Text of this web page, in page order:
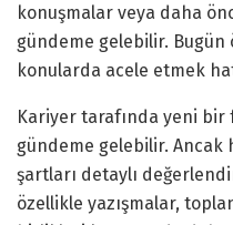
konuşmalar veya daha
gündeme gelebilir.
konularda acele etmek
Kariyer tarafında yeni
gündeme gelebilir.
şartları detaylı
özellikle yazışmalar,